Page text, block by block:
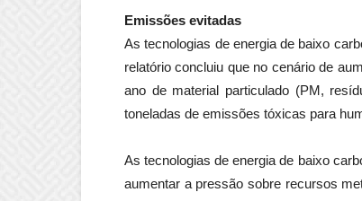
Emissões evitadas
As tecnologias de energia de baixo
relatório concluiu que no cenário de
ano de material particulado (PM,
toneladas de emissões tóxicas para
As tecnologias de energia de baixo
aumentar a pressão sobre recursos